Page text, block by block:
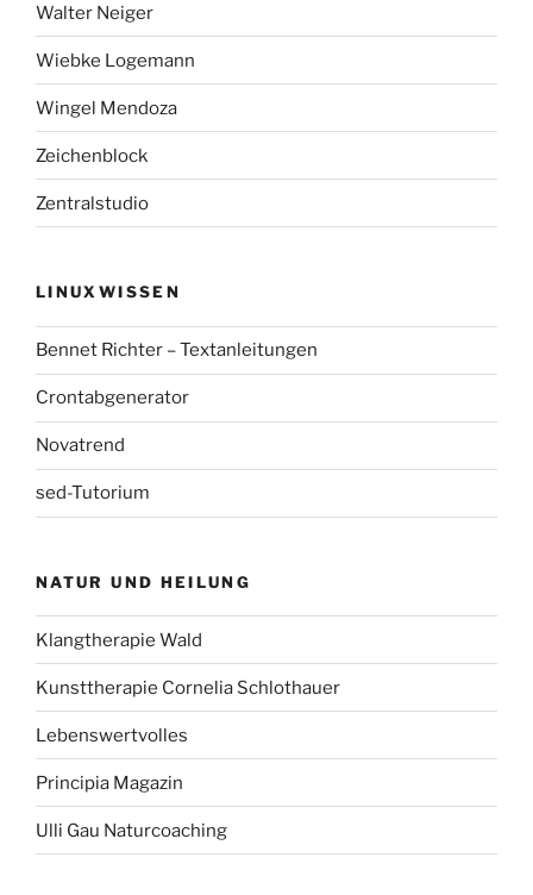
Walter Neiger
Wiebke Logemann
Wingel Mendoza
Zeichenblock
Zentralstudio
LINUXWISSEN
Bennet Richter – Textanleitungen
Crontabgenerator
Novatrend
sed-Tutorium
NATUR UND HEILUNG
Klangtherapie Wald
Kunsttherapie Cornelia Schlothauer
Lebenswertvolles
Principia Magazin
Ulli Gau Naturcoaching